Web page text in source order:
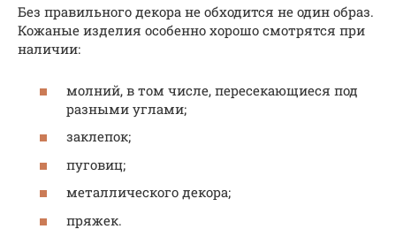
Без правильного декора не обходится не один образ.
Кожаные изделия особенно хорошо смотрятся при
наличии:
молний, в том числе, пересекающиеся под
разными углами;
заклепок;
пуговиц;
металлического декора;
пряжек.